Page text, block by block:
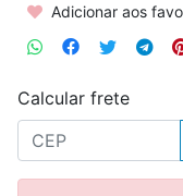
Adicionar aos
Calcular frete